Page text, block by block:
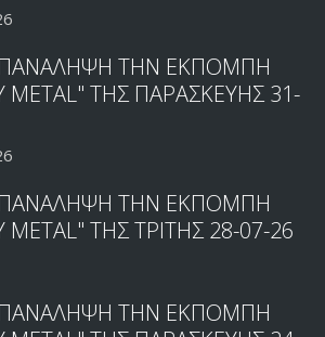
ΤΗΝ ΕΚΠΟΜΠΗ
METAL" ΤΗΣ ΠΑΡΑΣΚΕΥΗΣ 31-
ΤΗΝ ΕΚΠΟΜΠΗ
METAL" ΤΗΣ ΤΡΙΤΗΣ 28-07-26
ΤΗΝ ΕΚΠΟΜΠΗ